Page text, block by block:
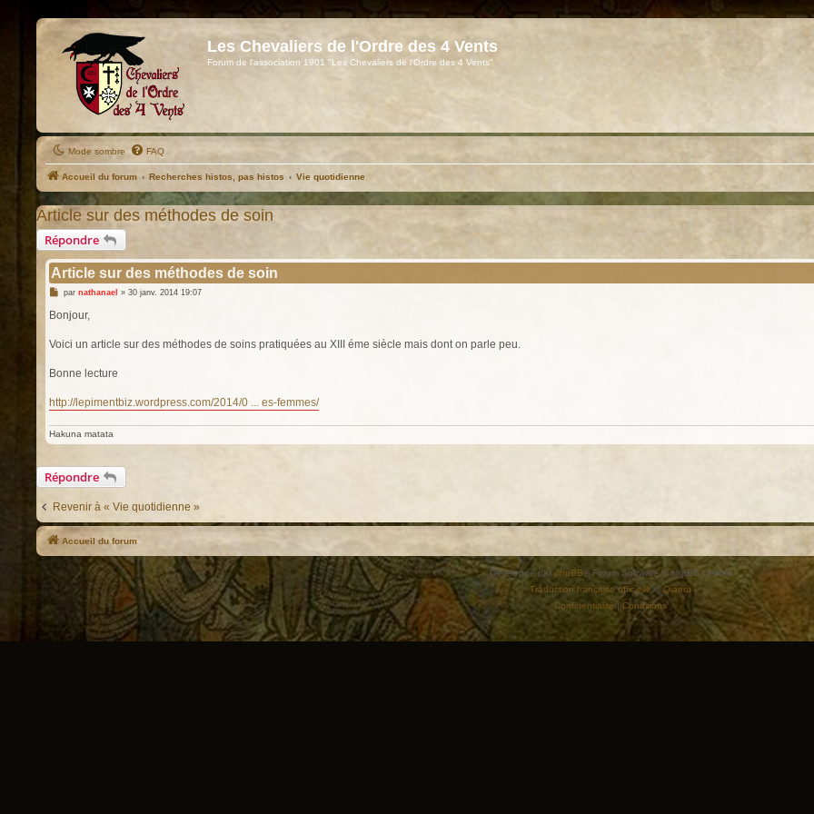
Les Chevaliers de l'Ordre des 4 Vents
Forum de l'association 1901 "Les Chevaliers de l'Ordre des 4 Vents"
Mode sombre FAQ
Accueil du forum Recherches histos, pas histos Vie quotidienne
Article sur des méthodes de soin
Répondre
Article sur des méthodes de soin
M
s
s
g
e
par nathanael » 30 janv. 2014 19:07
Bonjour,
Voici un article sur des méthodes de soins pratiquées au XIII éme siècle mais dont on parle peu.
Bonne lecture
http://lepimentbiz.wordpress.com/2014/0 ... es-femmes/
Hakuna matata
Répondre
Revenir à « Vie quotidienne »
Accueil du forum
Développé par phpBB® Forum Software © phpBB Limited
Traduction française officielle© Qiaeru
Confidentialité | Conditions